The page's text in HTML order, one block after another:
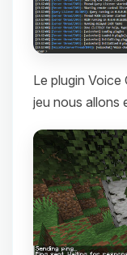
Le plugin Voice
jeu nous allons